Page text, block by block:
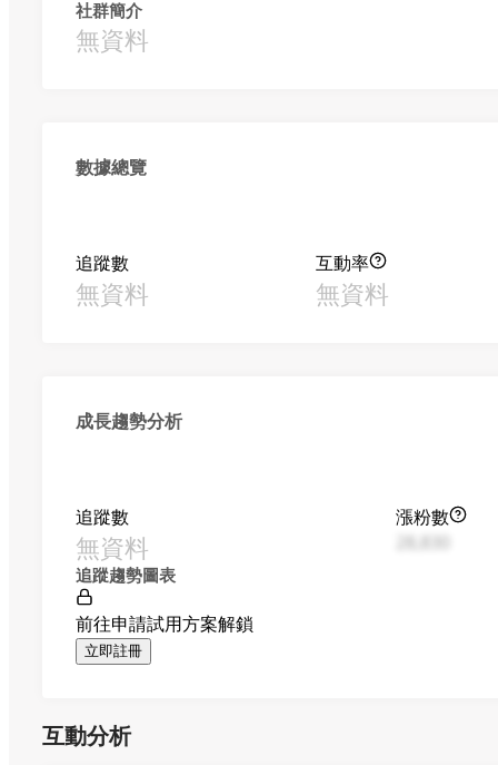
社群簡介
無資料
數據總覽
追蹤數
無資料
互動率
無資料
成長趨勢分析
追蹤數
無資料
漲粉數
追蹤趨勢圖表
前往申請試用方案解鎖
立即註冊
互動分析